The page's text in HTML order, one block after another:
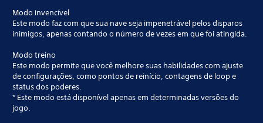
Modo invencível
Este modo faz com que sua nave seja impenetrável pelos disparos
inimigos, apenas contando o número de vezes em que foi atingida.
Modo treino
Este modo permite que você melhore suas habilidades com ajuste
de configurações, como pontos de reinício, contagens de loop e
status dos poderes.
* Este modo está disponível apenas em determinadas versões do
jogo.